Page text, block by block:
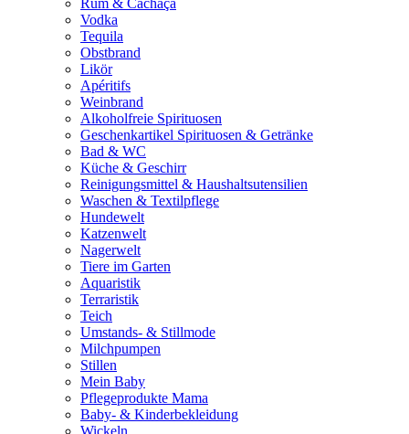
Rum & Cachaça
Vodka
Tequila
Obstbrand
Likör
Apéritifs
Weinbrand
Alkoholfreie Spirituosen
Geschenkartikel Spirituosen & Getränke
Bad & WC
Küche & Geschirr
Reinigungsmittel & Haushaltsutensilien
Waschen & Textilpflege
Hundewelt
Katzenwelt
Nagerwelt
Tiere im Garten
Aquaristik
Terraristik
Teich
Umstands- & Stillmode
Milchpumpen
Stillen
Mein Baby
Pflegeprodukte Mama
Baby- & Kinderbekleidung
Wickeln